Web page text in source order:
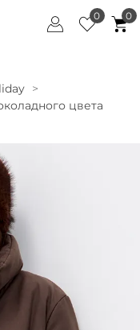
0 0
цвета